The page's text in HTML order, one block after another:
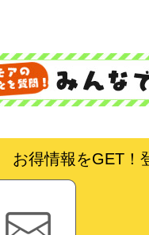
お得情報をGET！